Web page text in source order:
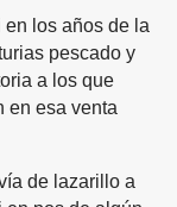
los años de la
pescado y
a los que
en esa venta
de lazarillo a